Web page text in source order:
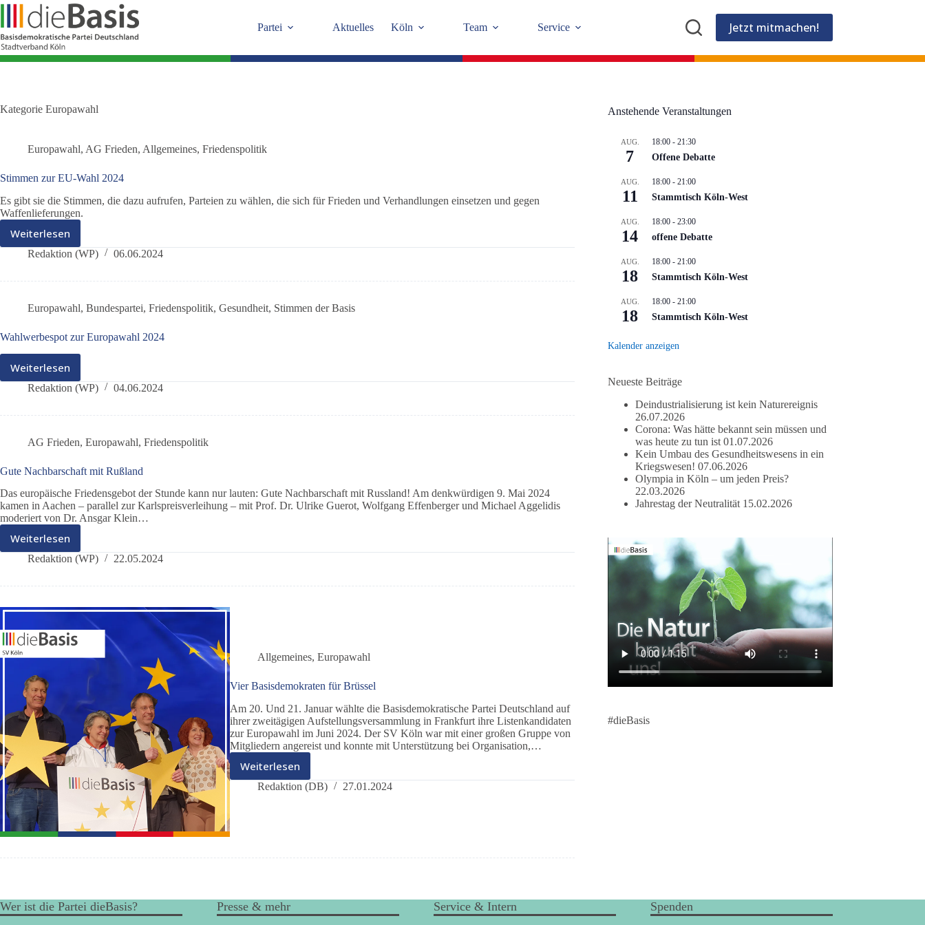
Zum
springen
Partei Aktuelles Köln Team Service Jetzt mitmachen!
Kategorie Europawahl
Europawahl, AG Frieden, Allgemeines, Friedenspolitik
Stimmen zur EU-Wahl 2024
Es gibt sie die Stimmen, die dazu aufrufen, Parteien zu wählen, die sich für Frieden und Verhandlungen einsetzen und gegen
Waffenlieferungen.
Weiterlesen
Stimmen
zur
Wahl
Redaktion (WP) 06.06.2024
Europawahl, Bundespartei, Friedenspolitik, Gesundheit, Stimmen der Basis
Wahlwerbespot zur Europawahl 2024
WeiterlesenWahlwerbespot
zur
2024
Redaktion (WP) 04.06.2024
AG Frieden, Europawahl, Friedenspolitik
Gute Nachbarschaft mit Rußland
Das europäische Friedensgebot der Stunde kann nur lauten: Gute Nachbarschaft mit Russland! Am denkwürdigen 9. Mai 2024
kamen in Aachen – parallel zur Karlspreisverleihung – mit Prof. Dr. Ulrike Guerot, Wolfgang Effenberger und Michael Aggelidis
moderiert von Dr. Ansgar Klein…
Weiterlesen
Gute
Nachbarschaft
Rußland
Redaktion (WP) 22.05.2024
Allgemeines, Europawahl
Vier Basisdemokraten für Brüssel
Am 20. Und 21. Januar wählte die Basisdemokratische Partei Deutschland auf
ihrer zweitägigen Aufstellungsversammlung in Frankfurt ihre Listenkandidaten
zur Europawahl im Juni 2024. Der SV Köln war mit einer großen Gruppe von
Mitgliedern angereist und konnte mit Unterstützung bei Organisation,…
Weiterlesen
Vier
Basisdemokraten
Redaktion (DB) 27.01.2024
Anstehende Veranstaltungen
AUG.
7
18:00 -21:30
Offene Debatte
AUG.
11
18:00 -21:00
Stammtisch Köln-West
AUG.
14
18:00 -23:00
offene Debatte
AUG.
18
18:00 -21:00
Stammtisch Köln-West
AUG.
18
18:00 -21:00
Stammtisch Köln-West
Kalender anzeigen
Neueste Beiträge
Deindustrialisierung ist kein Naturereignis
26.07.2026
Corona: Was hätte bekannt sein müssen und
was heute zu tun ist 01.07.2026
Kein Umbau des Gesundheitswesens in ein
Kriegswesen! 07.06.2026
Olympia in Köln – um jeden Preis?
22.03.2026
Jahrestag der Neutralität 15.02.2026
#dieBasis
Wer ist die Partei dieBasis? Presse & mehr Service & Intern Spenden